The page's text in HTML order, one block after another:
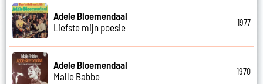
Adele Bloemendaal
Liefste mijn poesie
1977
Adele Bloemendaal
Malle Babbe
1970